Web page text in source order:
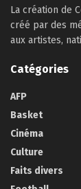
La création de
créé par des
aux artistes,
Catégories
AFP
Basket
Cinéma
Culture
Faits divers